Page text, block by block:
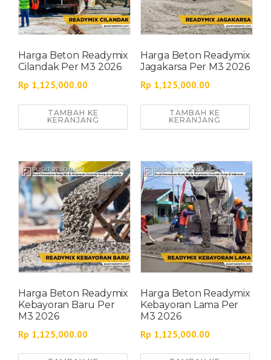
Harga Beton Readymix
Cilandak Per M3 2026
Rp 1,125,000.00
TAMBAH KE
KERANJANG
Harga Beton Readymix
Jagakarsa Per M3 2026
Rp 1,125,000.00
TAMBAH KE
KERANJANG
Harga Beton Readymix
Kebayoran Baru Per
M3 2026
Rp 1,125,000.00
Harga Beton Readymix
Kebayoran Lama Per
M3 2026
Rp 1,125,000.00